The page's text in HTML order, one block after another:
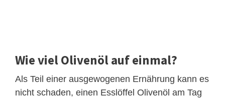
Wie viel Olivenöl auf einmal?
Als Teil einer ausgewogenen Ernährung kann es
nicht schaden, einen Esslöffel Olivenöl am Tag